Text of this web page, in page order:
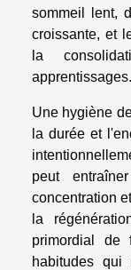
sommeil lent,
croissante, et
la
apprentissages.
Une hygiène
la durée et
peut
concentration
la
primordial de
habitudes qui